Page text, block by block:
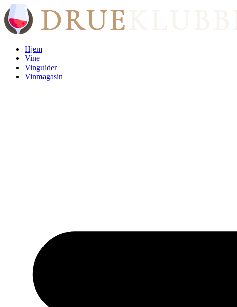
Videre
til
indhold
Hjem
Vine
Vinguider
Vinmagasin